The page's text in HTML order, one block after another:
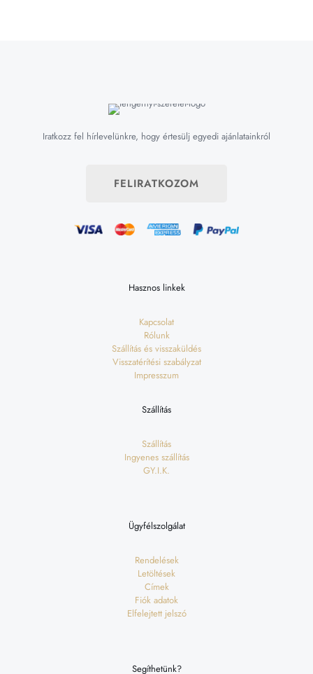
Iratkozz fel hírlevelünkre, hogy értesülj egyedi ajánlatainkról
FELIRATKOZOM
Hasznos linkek
Kapcsolat
Rólunk
Szállítás és visszaküldés
Visszatérítési szabályzat
Impresszum
Szállítás
Szállítás
Ingyenes szállítás
GY.I.K.
Ügyfélszolgálat
Rendelések
Letöltések
Címek
Fiók adatok
Elfelejtett jelszó
Segíthetünk?